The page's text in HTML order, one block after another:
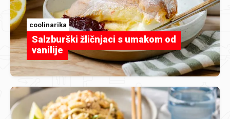
coolinarika
Salzburški žličnjaci s umakom od
vanilije